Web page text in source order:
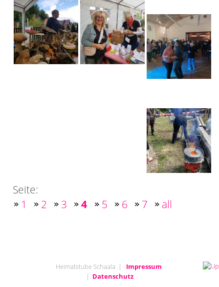
Seite:
1
2 3 4 5 6 7 all
Heimatstube Schaala | Impressum
| Datenschutz